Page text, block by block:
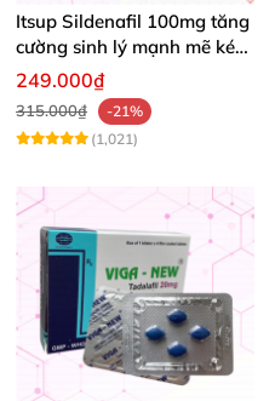
Itsup Sildenafil 100mg tăng
cường sinh lý mạnh mẽ kéo
dài thời gian nam
249.000₫
315.000₫
-21%
(1,021)